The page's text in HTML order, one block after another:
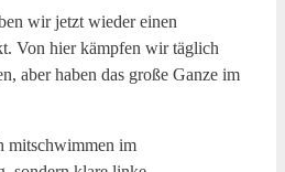
wir jetzt wieder einen
Von hier kämpfen wir täglich
aber haben das große Ganze im
mitschwimmen im